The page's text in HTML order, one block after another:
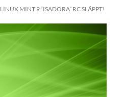
LINUX MINT 9 “ISADORA” RC SLÄPPT!